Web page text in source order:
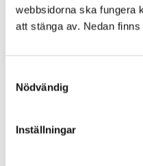
webbsidorna ska fungera
att stänga av. Nedan
Nödvändig
Inställningar
Läs mer om de olika
Hur en invasiv art ska
handlar om och var den